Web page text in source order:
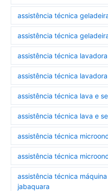
assistência técnica
assistência técnica
assistência técnica
assistência técnica
assistência técnica lava e
assistência técnica lava e
assistência técnica
assistência técnica
assistência técnica
jabaquara